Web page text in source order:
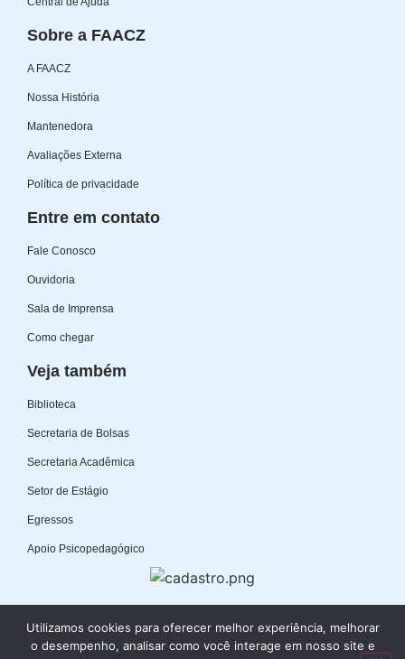
Sobre a FAACZ
A FAACZ
Nossa História
Mantenedora
Avaliações Externa
Política de privacidade
Entre em contato
Fale Conosco
Ouvidoria
Sala de Imprensa
Como chegar
Veja também
Biblioteca
Secretaria de Bolsas
Secretaria Acadêmica
Setor de Estágio
Egressos
Apoio Psicopedagógico
© Copyright 2024 Faculdades Integradas de Aracruz - CNPJ:
Utilizamos cookies para oferecer melhor experiência, melhorar
o desempenho, analisar como você interage em nosso site e